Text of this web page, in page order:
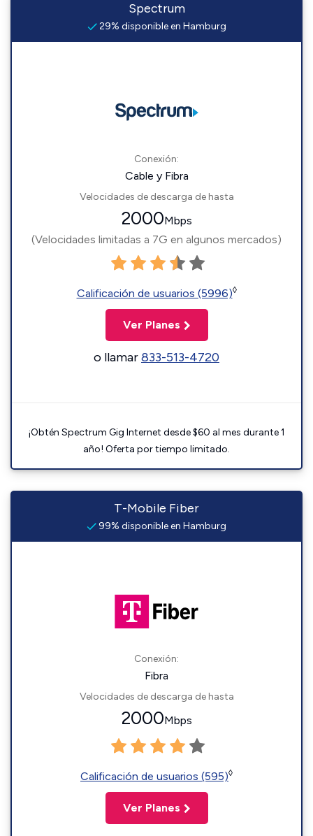
Spectrum
29% disponible en Hamburg
Conexión:
Cable y Fibra
Velocidades de descarga de hasta
2000Mbps
(Velocidades limitadas a 7G en algunos mercados)
Calificación de usuarios (5996)◊
Ver Planes
o llamar833-513-4720
¡Obtén Spectrum Gig Internet desde $60 al mes durante 1
año! Oferta por tiempo limitado.
T-Mobile Fiber
99% disponible en Hamburg
Conexión:
Fibra
Velocidades de descarga de hasta
2000Mbps
Calificación de usuarios (595)◊
Ver Planes